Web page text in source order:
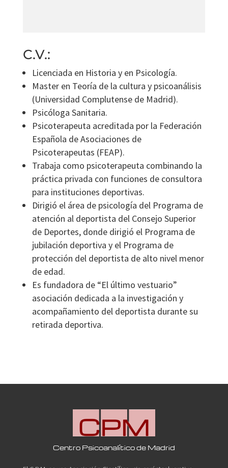
C.V.:
Licenciada en Historia y en Psicología.
Master en Teoría de la cultura y psicoanálisis
(Universidad Complutense de Madrid).
Psicóloga Sanitaria.
Psicoterapeuta acreditada por la Federación
Española de Asociaciones de
Psicoterapeutas (FEAP).
Trabaja como psicoterapeuta combinando la
práctica privada con funciones de consultora
para instituciones deportivas.
Dirigió el área de psicología del Programa de
atención al deportista del Consejo Superior
de Deportes, donde dirigió el Programa de
jubilación deportiva y el Programa de
protección del deportista de alto nivel menor
de edad.
Es fundadora de “El último vestuario”
asociación dedicada a la investigación y
acompañamiento del deportista durante su
retirada deportiva.
Centro Psicoanalítico de Madrid